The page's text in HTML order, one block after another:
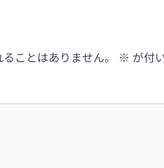
ことはありません。 ※ が付